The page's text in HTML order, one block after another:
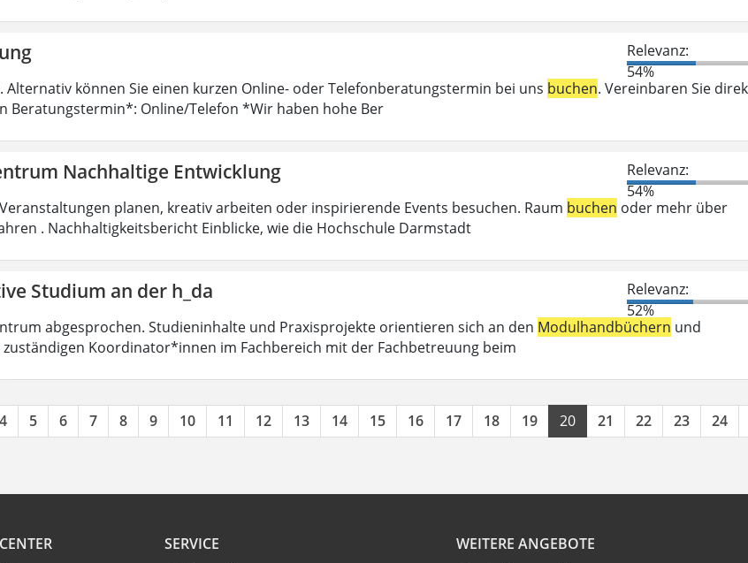
Relevanz:
54%
Alternativ können Sie einen kurzen Online- oder Telefonberatungstermin bei uns buchen. Vereinbaren Sie
Beratungstermin*: Online/Telefon *Wir haben hohe Ber
Nachhaltige Entwicklung
Relevanz:
54%
planen, kreativ arbeiten oder inspirierende Events besuchen. Raum buchen oder mehr über
. Nachhaltigkeitsbericht Einblicke, wie die Hochschule Darmstadt
Studium an der h_da
Relevanz:
52%
abgesprochen. Studieninhalte und Praxisprojekte orientieren sich an den Modulhandbüchern und
Koordinator*innen im Fachbereich mit der Fachbetreuung beim
4 5 6 7 8 9 10 11 12 13 14 15 16 17 18 19 20 21 22 23 24
SERVICE
WEITERE ANGEBOTE